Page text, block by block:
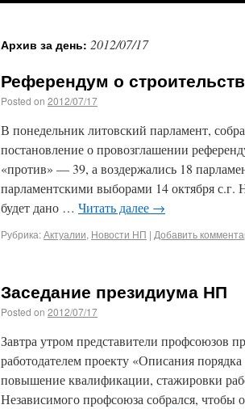
Архив за день: 2012/07/17
Референдум о
Posted on 2012/07/17
В понедельник литовский парламент,
постановление о провозглашении
«против» — 39, а воздержались 18
парламентскими выборами 14 октября с.г.
будет дано … Читать далее →
Рубрика:Актуалии, Новости НП | Добавить
Заседание президиума НП
Posted on 2012/07/17
Завтра утром представители профсоюзов
работодателем проекту «Описания
повышение квалификации, стажировки
Независимого профсоюза собрался, чтобы